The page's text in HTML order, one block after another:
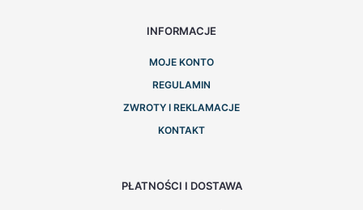
INFORMACJE
MOJE KONTO
REGULAMIN
ZWROTY I REKLAMACJE
KONTAKT
PŁATNOŚCI I DOSTAWA